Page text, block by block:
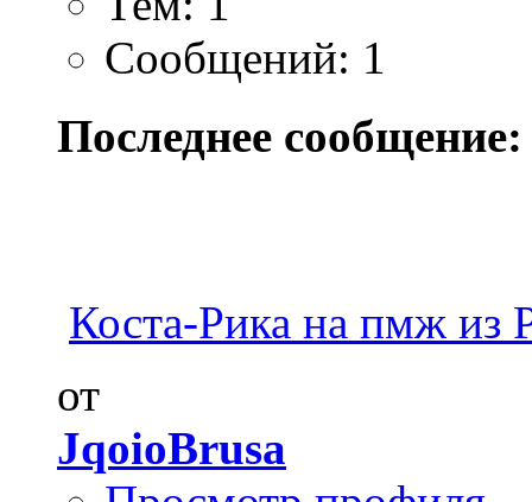
Сообщений: 1
Последнее сообщение:
Коста-Рика на пмж из
от
JqoioBrusa